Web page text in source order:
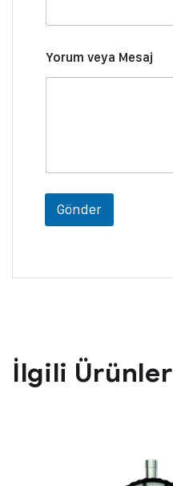
Yorum veya Mesaj
Gönder
İlgili Ürünler